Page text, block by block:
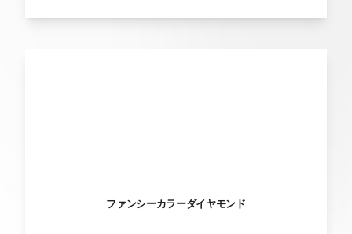
ファンシーカラーダイヤモンド